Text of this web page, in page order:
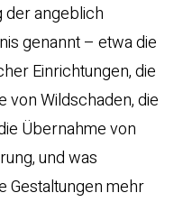
der angeblich
genannt – etwa die
Einrichtungen, die
Wildschaden, die
Übernahme von
und was
Gestaltungen mehr